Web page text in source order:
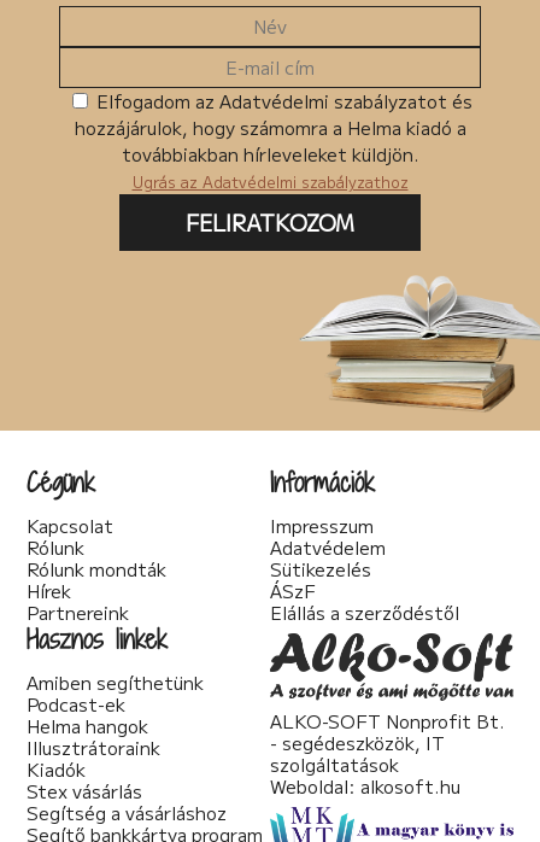
Elfogadom az Adatvédelmi szabályzatot és
hozzájárulok, hogy számomra a Helma kiadó a
továbbiakban hírleveleket küldjön.
Ugrás az Adatvédelmi szabályzathoz
FELIRATKOZOM
Cégünk
Kapcsolat
Rólunk
Rólunk mondták
Hírek
Partnereink
Információk
Impresszum
Adatvédelem
Sütikezelés
ÁSzF
Elállás a szerződéstől
Hasznos linkek
Amiben segíthetünk
Podcast-ek
Helma hangok
Illusztrátoraink
Kiadók
Stex vásárlás
Segítség a vásárláshoz
Segítő bankkártya program
ALKO-SOFT Nonprofit Bt.
- segédeszközök, IT
szolgáltatások
Weboldal: alkosoft.hu